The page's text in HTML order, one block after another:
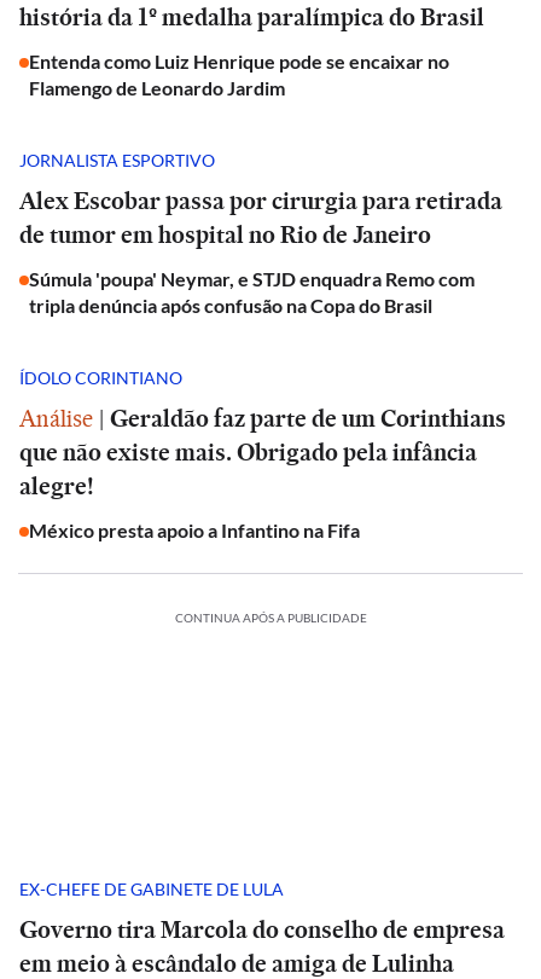
história da 1º medalha paralímpica do Brasil
Entenda como Luiz Henrique pode se encaixar no
Flamengo de Leonardo Jardim
JORNALISTA ESPORTIVO
Alex Escobar passa por cirurgia para retirada
de tumor em hospital no Rio de Janeiro
Súmula 'poupa' Neymar, e STJD enquadra Remo com
tripla denúncia após confusão na Copa do Brasil
ÍDOLO CORINTIANO
Análise | Geraldão faz parte de um Corinthians
que não existe mais. Obrigado pela infância
alegre!
México presta apoio a Infantino na Fifa
CONTINUA APÓS A PUBLICIDADE
EX-CHEFE DE GABINETE DE LULA
Governo tira Marcola do conselho de empresa
em meio à escândalo de amiga de Lulinha